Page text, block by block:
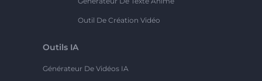
Outil De Création Vidéo
Outils IA
Générateur De Vidéos IA